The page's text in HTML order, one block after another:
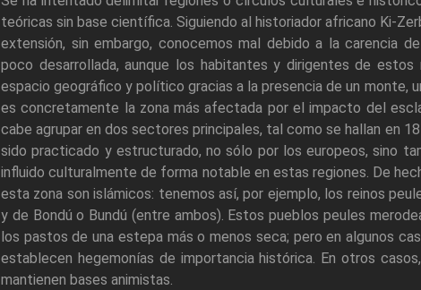
teóricas sin base científica. Siguiendo al historiador africano Ki-
extensión, sin embargo, conocemos mal debido a la carencia
poco desarrollada, aunque los habitantes y dirigentes de
espacio geográfico y político gracias a la presencia de un monte,
es concretamente la zona más afectada por el impacto del
cabe agrupar en dos sectores principales, tal como se hallan en
sido practicado y estructurado, no sólo por los europeos, sino
influido culturalmente de forma notable en estas regiones. De
esta zona son islámicos: tenemos así, por ejemplo, los reinos
y de Bondú o Bundú (entre ambos). Estos pueblos peules
los pastos de una estepa más o menos seca; pero en algunos
establecen hegemonías de importancia histórica. En otros
mantienen bases animistas.